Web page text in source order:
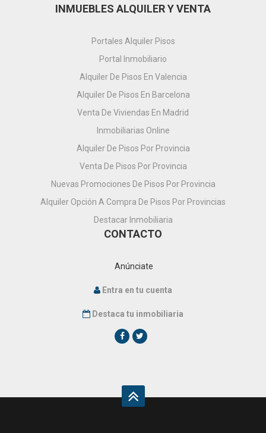
INMUEBLES ALQUILER Y VENTA
Portales Alquiler Pisos
Portal Inmobiliario
Alquiler De Pisos En Valencia
Alquiler De Pisos En Barcelona
Venta De Viviendas En Madrid
Inmobiliarias Online
Alquiler De Pisos Por Provincia
Venta De Pisos Por Provincia
Nuevas Promociones De Pisos Por Provincia
Alquiler Opción A Compra De Pisos Por Provincias
Destacar Inmobiliaria
CONTACTO
Anúnciate
Entra en tu cuenta
Destaca tu inmobiliaria